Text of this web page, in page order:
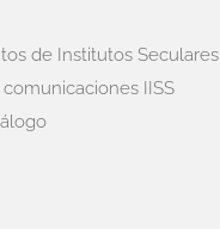
de Institutos Seculares
IISS